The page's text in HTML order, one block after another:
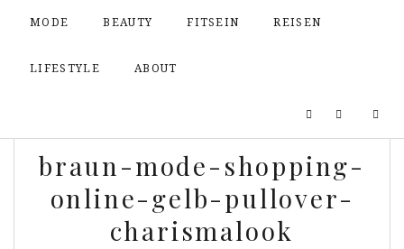
MODE BEAUTY FITSEIN REISEN
LIFESTYLE ABOUT
braun-mode-shopping-
online-gelb-pullover-
charismalook